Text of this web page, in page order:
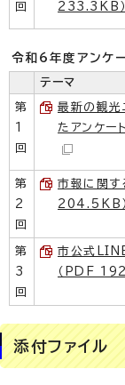
回
233.3KB）
令和6年度アンケ
テーマ
第
1
回
最新の観光
たアンケー
第
2
回
市報に関す
204.5KB）
第
3
回
市公式
（PDF
添付ファイル